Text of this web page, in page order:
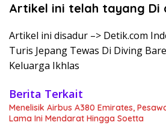
Artikel ini telah tayang Di
Artikel ini disadur –> Detik.com
Turis Jepang Tewas Di Diving
Keluarga Ikhlas
Berita Terkait
Menelisik Airbus A380 Emirates,
Lama Ini Mendarat Hingga Soetta